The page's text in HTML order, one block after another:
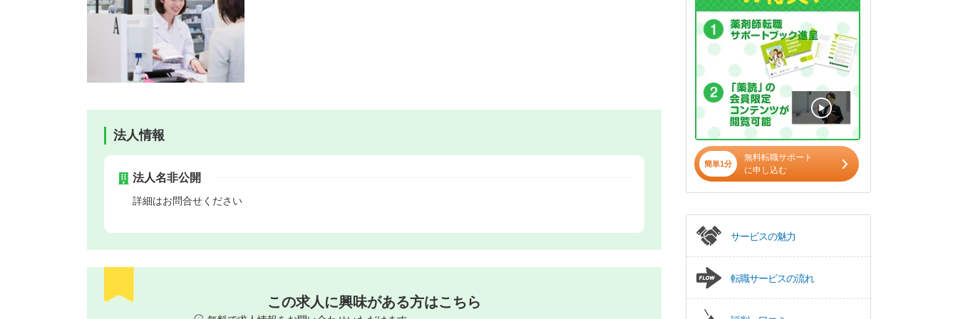
法人情報
法人名非公開
詳細はお問合せください
この求人に興味がある方はこちら
簡単1分
無料転職サポート
に申し込む
サービスの魅力
転職サービスの流れ